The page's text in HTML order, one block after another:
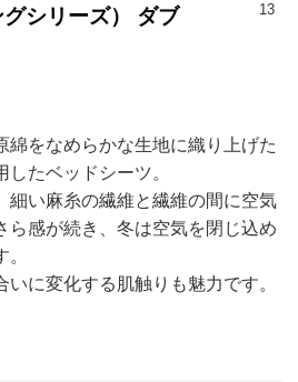
シリーズ） ダブ
13
綿をなめらかな生地に織り上げた
したベッドシーツ。
細い麻糸の繊維と繊維の間に空気
ら感が続き、冬は空気を閉じ込め
に変化する肌触りも魅力です。